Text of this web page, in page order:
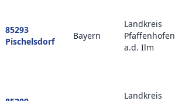
85293
Pischelsdorf
Bayern
Landkreis
Pfaffenhofen
a.d. Ilm
Landkreis